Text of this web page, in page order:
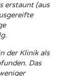
erstaunt (aus
der Klinik als
Das